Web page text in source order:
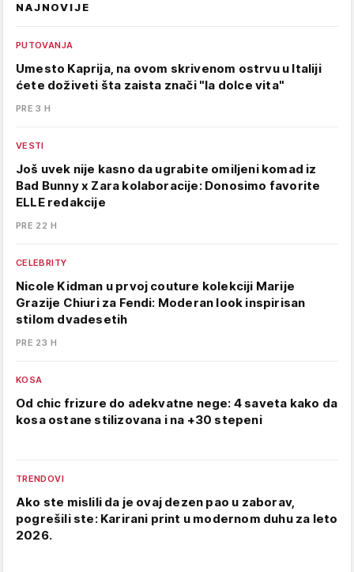
NAJNOVIJE
PUTOVANJA
Umesto Kaprija, na ovom skrivenom ostrvu u Italiji
ćete doživeti šta zaista znači "la dolce vita"
PRE 3 H
VESTI
Još uvek nije kasno da ugrabite omiljeni komad iz
Bad Bunny x Zara kolaboracije: Donosimo favorite
ELLE redakcije
PRE 22 H
CELEBRITY
Nicole Kidman u prvoj couture kolekciji Marije
Grazije Chiuri za Fendi: Moderan look inspirisan
stilom dvadesetih
PRE 23 H
KOSA
Od chic frizure do adekvatne nege: 4 saveta kako da
kosa ostane stilizovana i na +30 stepeni
TRENDOVI
Ako ste mislili da je ovaj dezen pao u zaborav,
pogrešili ste: Karirani print u modernom duhu za leto
2026.